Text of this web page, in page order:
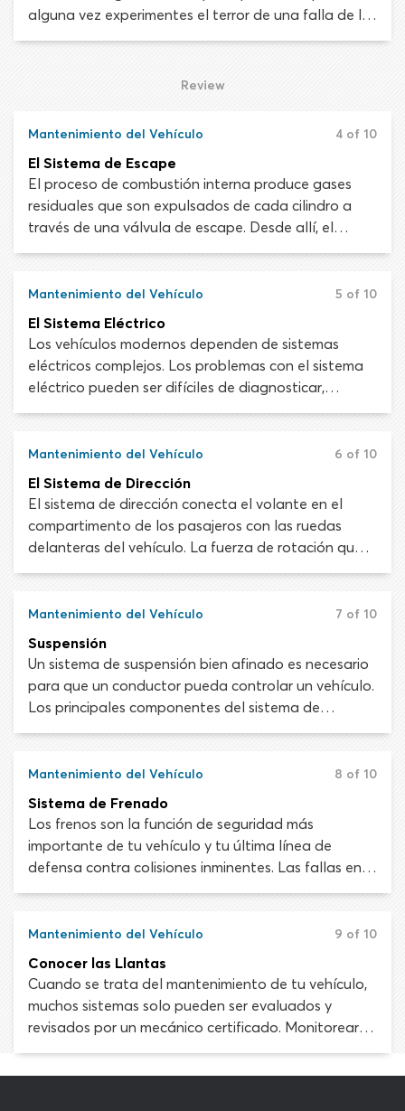
alguna vez experimentes el terror de una falla de los
frenos. Al igual que con la avería del vehículo, la
consejos que te ofrecemos aquí te ayudarán a
Review
Mantenimiento del Vehículo 4 of 10
El Sistema de Escape
El proceso de combustión interna produce gases
residuales que son expulsados de cada cilindro a
través de una válvula de escape. Desde allí, el
sistema de escape lleva los gases residuales lejos
vehículo de forma segura por el tubo de escape. El
mantenimiento del sistema de escape es
importante, ya que las fugas pueden crear una
acumulación peligrosa de gases tóxicos.
Mantenimiento del Vehículo 5 of 10
El Sistema Eléctrico
Los vehículos modernos dependen de sistemas
eléctricos complejos. Los problemas con el sistema
eléctrico pueden ser difíciles de diagnosticar,
aunque a menudo se pueden arreglar con algo tan
nueva. Más allá de esto, manipular las partes
electrónicas del vehículo suele ser tarea de un
técnico capacitado.
Mantenimiento del Vehículo 6 of 10
El Sistema de Dirección
El sistema de dirección conecta el volante en el
compartimento de los pasajeros con las ruedas
delanteras del vehículo. La fuerza de rotación que
ejerces sobre el volante se transfiere a la columna
giratorio que hace pivotar las ruedas del vehículo de
la izquierda o la derecha, dirigiendo el vehículo por
la carretera.
Mantenimiento del Vehículo 7 of 10
Suspensión
Un sistema de suspensión bien afinado es necesario
para que un conductor pueda controlar un vehículo.
Los principales componentes del sistema de
suspensión son las llantas, el aire en las llantas, los
mayoría de los vehículos), las barras, los casquillos,
las uniones y las juntas. Estos dispositivos gestionan
la relación entre la carretera y las ruedas, y las
ruedas y la carrocería del vehículo.
Mantenimiento del Vehículo 8 of 10
Sistema de Frenado
Los frenos son la función de seguridad más
importante de tu vehículo y tu última línea de
defensa contra colisiones inminentes. Las fallas en
otros sistemas del vehículo pueden ser
funcionando, al menos tendrás una forma de
desacelerar o detener el vehículo en caso de
emergencia. Si los frenos dejan de funcionar
mientras conduces, hacer una parada segura será
increíblemente difícil.
Mantenimiento del Vehículo 9 of 10
Conocer las Llantas
Cuando se trata del mantenimiento de tu vehículo,
muchos sistemas solo pueden ser evaluados y
revisados por un mecánico certificado. Monitorear y
mantener la salud de tus llantas es